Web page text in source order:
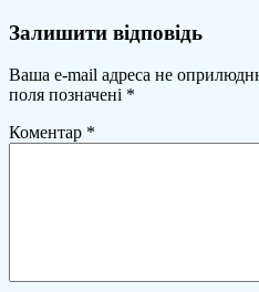
Залишити відповідь
Ваша e-mail адреса не
поля позначені *
Коментар *